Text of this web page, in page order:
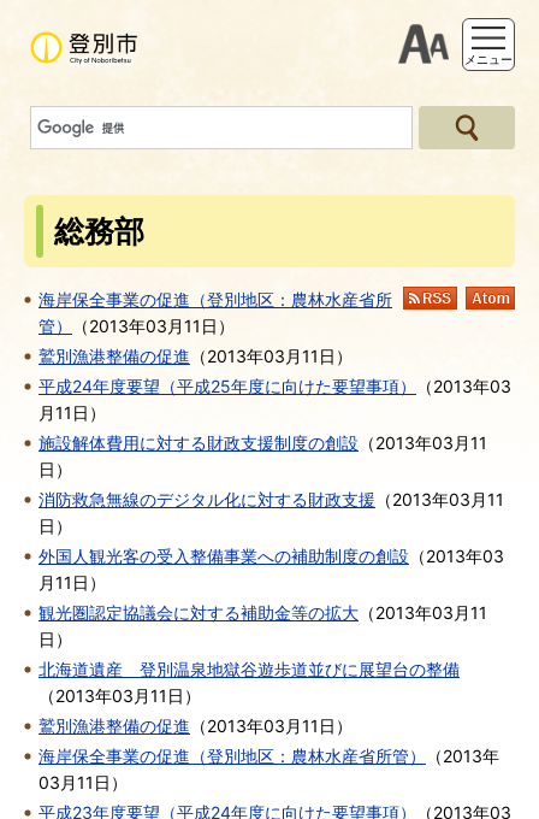
支援ツー
メニュー
総務部
RSS
海岸保全事業の促進（登別地区：農林水産省所
管）
（2013年03月11日 ）
鷲別漁港整備の促進 （2013年03月11日 ）
平成24年度要望（平成25年度に向けた要望事項）
（2013年03
月11日 ）
施設解体費用に対する財政支援制度の創設 （2013年03月11
日 ）
消防救急無線のデジタル化に対する財政支援 （2013年03月11
日 ）
外国人観光客の受入整備事業への補助制度の創設 （2013年03
月11日 ）
観光圏認定協議会に対する補助金等の拡大 （2013年03月11
日 ）
北海道遺産 登別温泉地獄谷遊歩道並びに展望台の整備
（2013年03月11日 ）
鷲別漁港整備の促進 （2013年03月11日 ）
海岸保全事業の促進（登別地区：農林水産省所管）
（2013年
03月11日 ）
平成23年度要望（平成24年度に向けた要望事項）
（2013年03